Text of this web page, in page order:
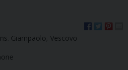
Giampaolo, Vescovo